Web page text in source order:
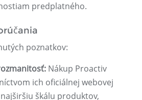
predplatného.
poznatkov:
Nákup Proactiv
ich oficiálnej webovej
škálu produktov,